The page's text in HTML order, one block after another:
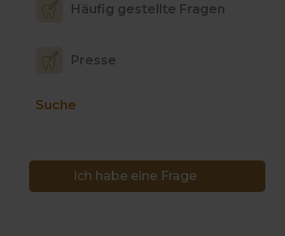
Häufig gestellte Fragen
Presse
Suche
Ich habe eine Frage